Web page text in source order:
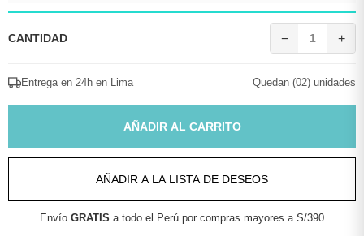
CANTIDAD − 1 +
Entrega en 24h en Lima Quedan (02) unidades
AÑADIR AL CARRITO
AÑADIR A LA LISTA DE DESEOS
Envío GRATIS a todo el Perú por compras mayores a S/390